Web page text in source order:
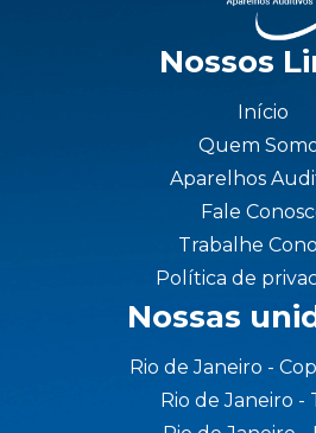
Nossos
Início
Quem
Aparelhos
Fale
Trabalhe
Política de
Nossas
Rio de Janeiro -
Rio de Janeiro -